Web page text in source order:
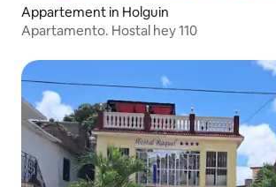
Appartement in Holguin
Apartamento. Hostal hey 110